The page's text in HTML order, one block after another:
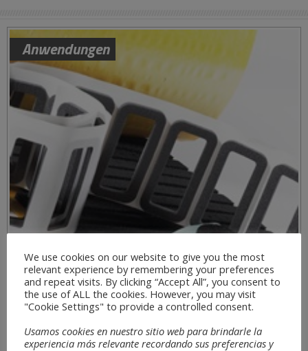
Anwendungen
We use cookies on our website to give you the most
relevant experience by remembering your preferences
and repeat visits. By clicking “Accept All”, you consent to
the use of ALL the cookies. However, you may visit
"Cookie Settings" to provide a controlled consent.
Usamos cookies en nuestro sitio web para brindarle la
experiencia más relevante recordando sus preferencias y